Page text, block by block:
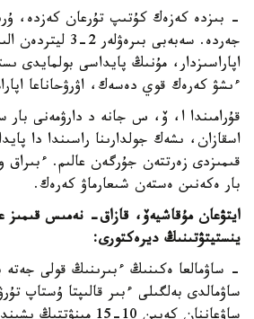
- بىزدە كەزەك كۇتىپ تۇرعان كەزدە،
جەردە. سەبەبى
اپاراسىزدار، مۇنىڭ پايداسى بولمايدى
ءىشۋ كەرەك قوي دەسەك، اۋرۋحاناعا
قۇرامىندا ا، ۆ، س جانە د دارۋمەنى بار
اسقازان، ىشەك جولدارىنا راسىندا دا
قىمىزدى زەرتتەن جۇرگەن عالىم.
بار ەكەنىن ەستەن شىعارماۋ كەرەك.
ايتۋعان مۇقاشيەۆ، قازاق- نەمىس قىمىز
ينستيتۋتىنىڭ ديرەكتورى:
- ساۋمالعا ەكىنىڭ ءبىرىنىڭ قولى جەتە
ساۋمالدى بەلگىلى ءبىر قالىپتا ۇستاپ